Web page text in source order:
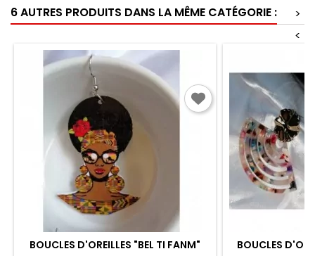
6 AUTRES PRODUITS DANS LA MÊME CATÉGORIE :
>
<
BOUCLES D'OREILLES "BEL TI FANM" BOUCLES